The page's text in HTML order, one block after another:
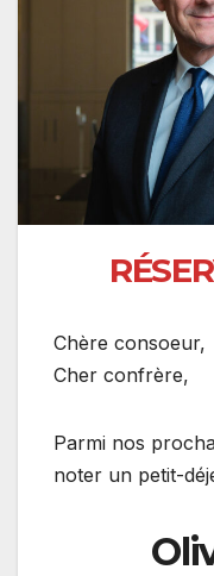
Chère consoeur,
Cher confrère,
Parmi nos
noter un petit-